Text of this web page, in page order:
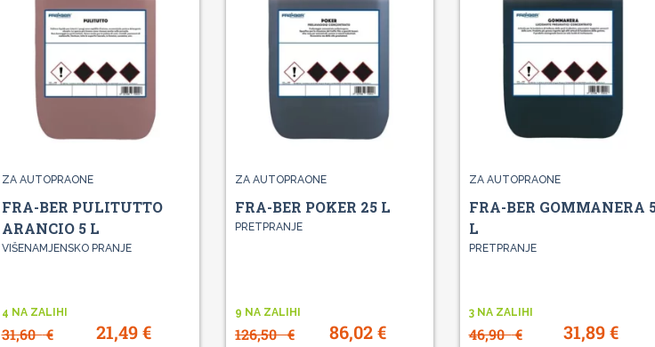
ZA AUTOPRAONE
FRA-BER PULITUTTO
ARANCIO 5 L
VIŠENAMJENSKO PRANJE
4 NA ZALIHI
31,60€ 21,49€
ZA AUTOPRAONE
FRA-BER POKER 25 L
PRETPRANJE
9 NA ZALIHI
126,50€ 86,02€
ZA AUTOPRAONE
FRA-BER GOMMANERA
L
PRETPRANJE
3 NA ZALIHI
46,90€ 31,89€